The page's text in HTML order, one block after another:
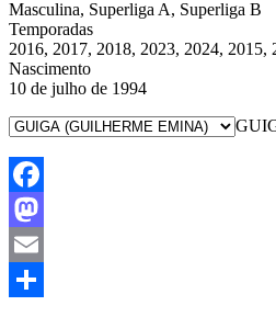
Masculina, Superliga A, Superliga B
Temporadas
2016, 2017, 2018, 2023, 2024, 2015,
Nascimento
10 de julho de 1994
Facebook
Mastodon
Email